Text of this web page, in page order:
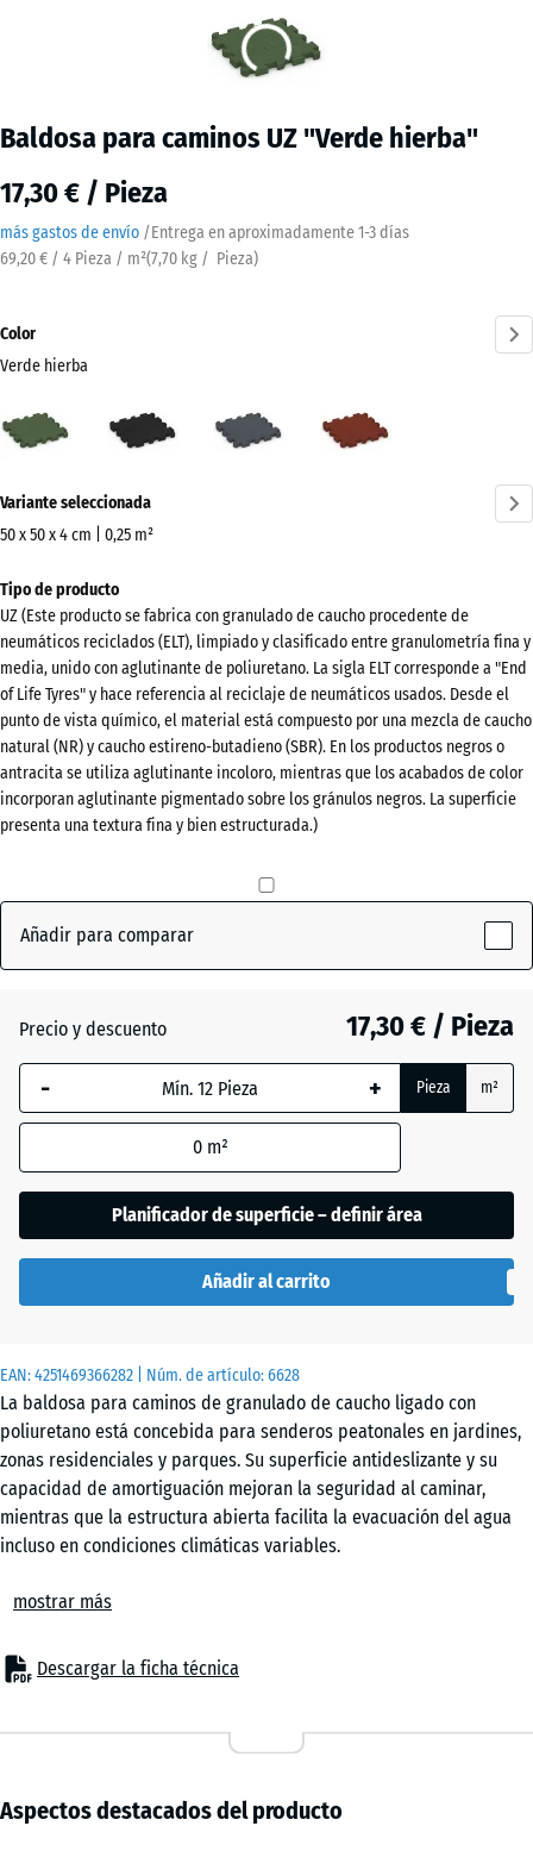
Baldosa para caminos UZ "Verde hierba"
17,30 € / Pieza
más gastos de envío /Entrega en aproximadamente1-3 días
69,20 € / 4 Pieza / m²(7,70 kg / Pieza)
EAN:4251469366282 | Núm. de artículo:6628
La baldosa para caminos de granulado de caucho ligado con
poliuretano está concebida para senderos peatonales en jardines,
zonas residenciales y parques. Su superficie antideslizante y su
capacidad de amortiguación mejoran la seguridad al caminar,
mientras que la estructura abierta facilita la evacuación del agua
incluso en condiciones climáticas variables.
Las baldosas incorporan un sistema de encaje tipo puzzle en todos
tornillos, formando una superficie continua que mantiene su
posición durante el uso diario.
La instalación puede realizarse directamente sobre soportes
rejillas alveolares de plástico. No se requiere una base compleja, lo
que permite adaptar o renovar caminos con rapidez.
mostrar más
Descargar la ficha técnica
Color
Verde hierba
hierba
pizarra
información
sobre
colores?
Mostrar
paleta
de
colores
Verde
hierba(active)
Gris
Rojo
ladrillo
- 0,50 €
Variante seleccionada
50 x 50 x 4 cm | 0,25 m²
Dimensiones
para
el
envío
540
x
540
x
40
mm
seleccionada,
enmarcada
en azul, se
el cálculo de
indique lo
los datos del
producto).
50
50
|
0,25
m²
50
x
x 3
|
m²
Tipo de producto
UZ (Este producto se fabrica con granulado de caucho procedente de
neumáticos reciclados (ELT), limpiado y clasificado entre granulometría fina y
media, unido con aglutinante de poliuretano. La sigla ELT corresponde a "End
of Life Tyres" y hace referencia al reciclaje de neumáticos usados. Desde el
punto de vista químico, el material está compuesto por una mezcla de caucho
natural (NR) y caucho estireno-butadieno (SBR). En los productos negros o
antracita se utiliza aglutinante incoloro, mientras que los acabados de color
incorporan aglutinante pigmentado sobre los gránulos negros. La superficie
presenta una textura fina y bien estructurada.)
Añadir para comparar
Precio y descuento 17,30 € / Pieza
- + Pieza m²
0 m²
Planificador de superficie – definir área
Añadir al carrito
Aspectos destacados del producto